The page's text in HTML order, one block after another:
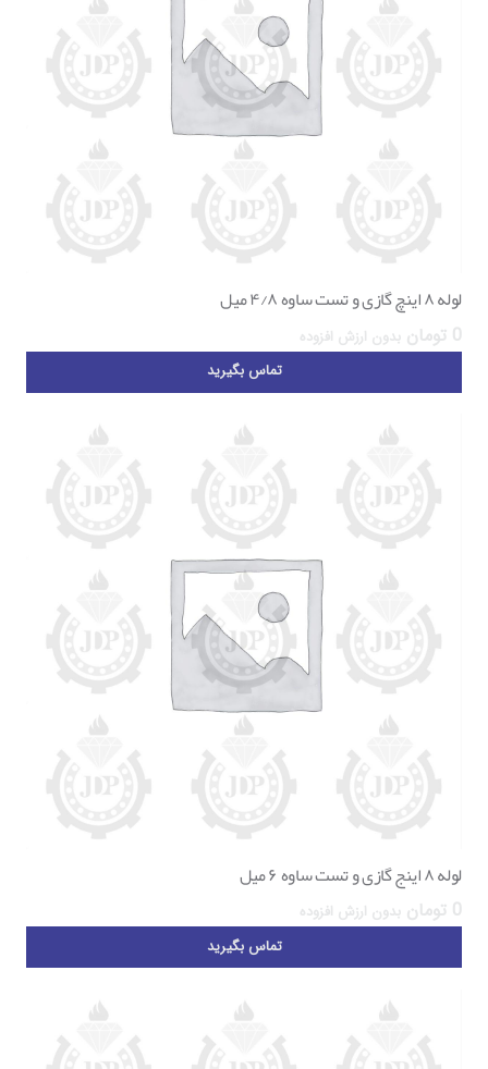
لوله ۸ اینچ گازی و تست ساوه ۴/۸ میل
0 تومان بدون ارزش افزوده
تماس بگیرید
لوله ۸ اینج گازی و تست ساوه ۶ میل
0 تومان بدون ارزش افزوده
تماس بگیرید